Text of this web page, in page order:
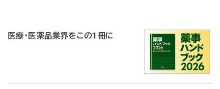
医療・医薬品業界をこの1冊に